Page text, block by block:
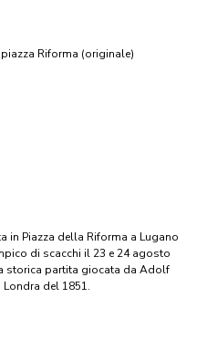
Riforma (originale)
in Piazza della Riforma a Lugano
di scacchi il 23 e 24 agosto
storica partita giocata da Adolf
del 1851.